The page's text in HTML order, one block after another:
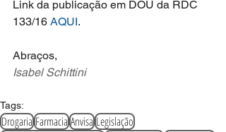
Link da publicação em DOU da RDC
133/16 AQUI.
Abraços,
Isabel Schittini
Tags:
DrogariaFarmaciaAnvisaLegislação